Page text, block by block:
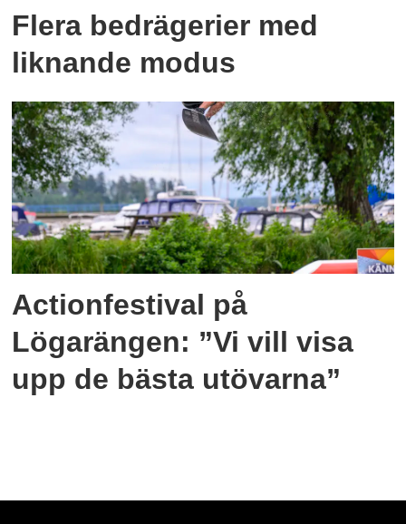
Flera bedrägerier med
liknande modus
Actionfestival på
Lögarängen: ”Vi vill visa
upp de bästa utövarna”